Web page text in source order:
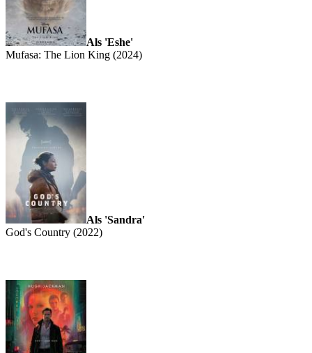
Als 'Eshe'
Mufasa: The Lion King (2024)
Als 'Sandra'
God's Country (2022)